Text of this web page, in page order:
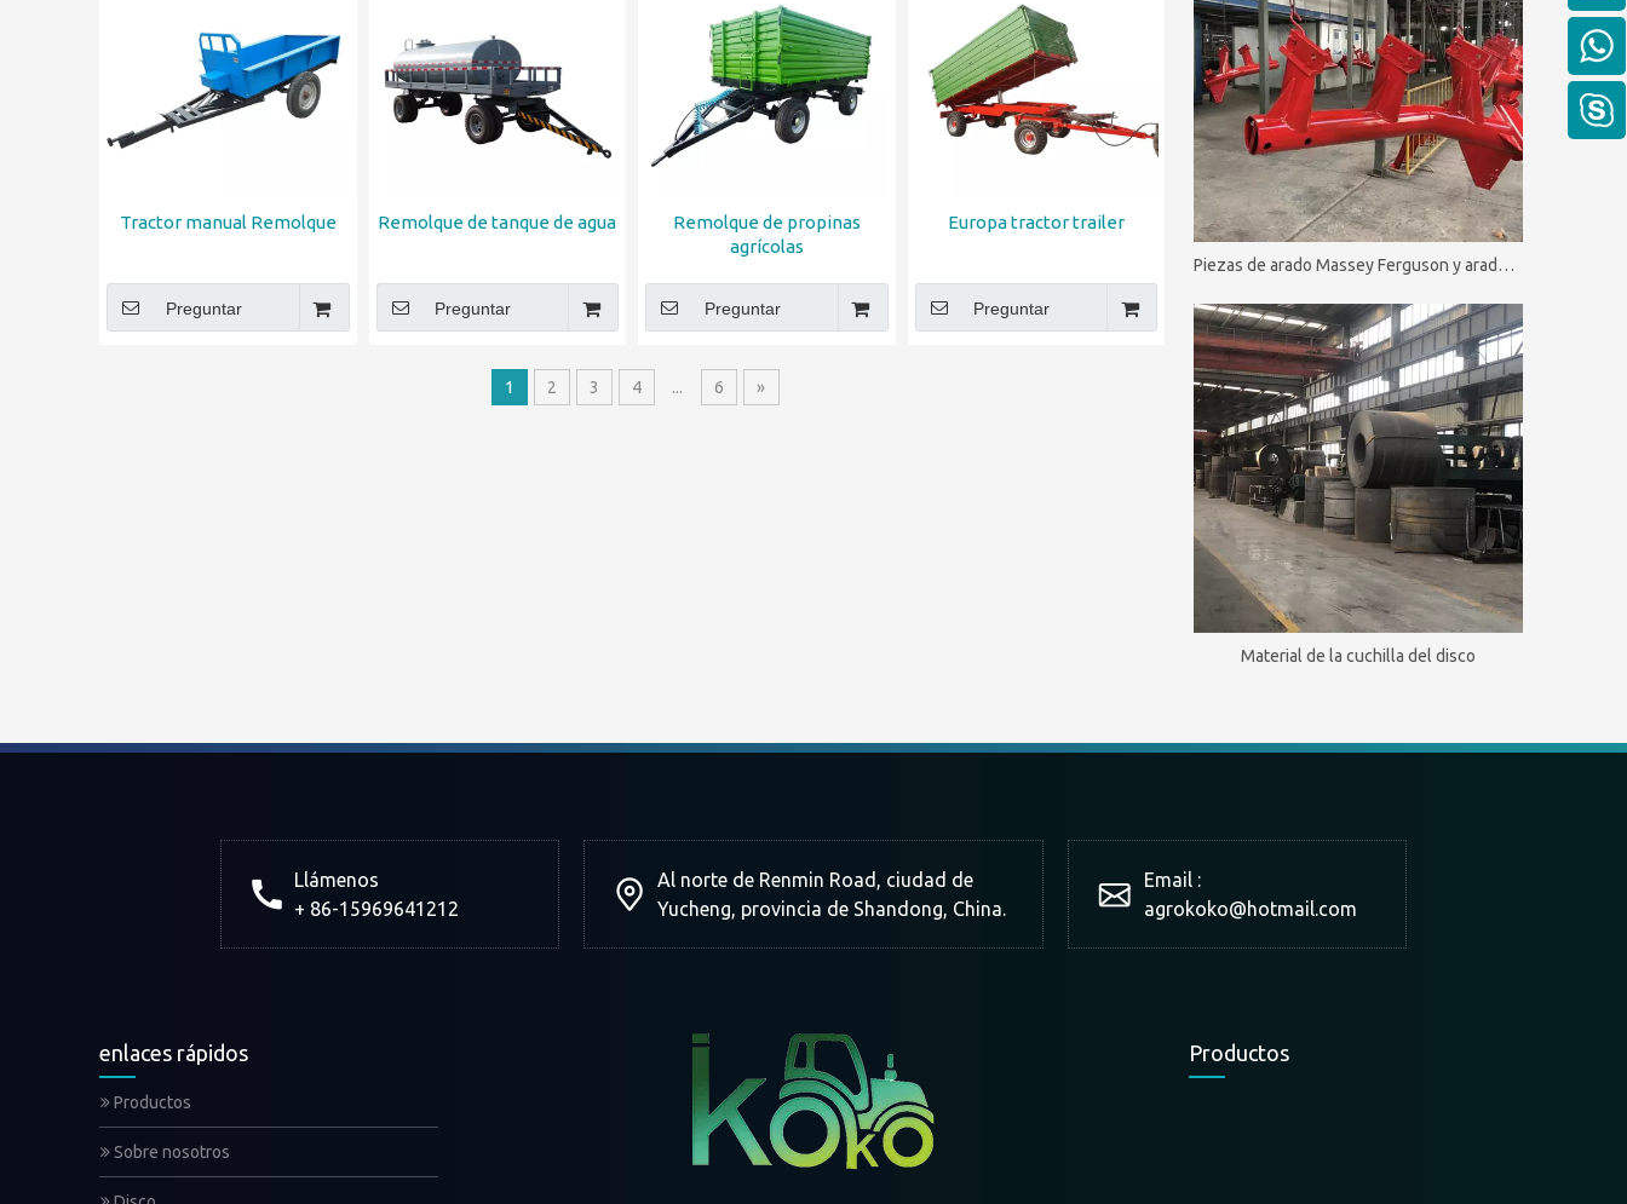
Tractor manual Remolque
Preguntar
Remolque de tanque de agua
Preguntar
Remolque de propinas
agrícolas
Preguntar
Europa tractor trailer
Preguntar
1 2 3 4 ... 6 »
Piezas de arado Massey Ferguson y arado de disco MF
Material de la cuchilla del disco
Llámenos
+ 86-15969641212
Al norte de Renmin Road, ciudad de
Yucheng, provincia de Shandong, China.
Email :
agrokoko@hotmail.com
enlaces rápidos
Productos
Sobre nosotros
Productos